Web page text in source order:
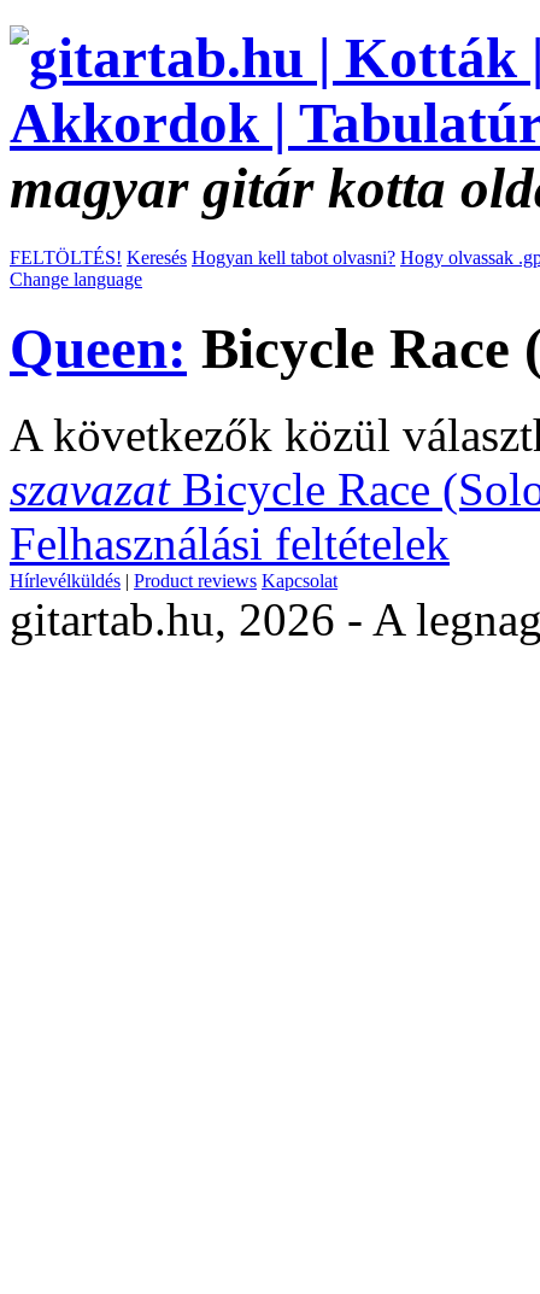
magyar gitár kotta
FELTÖLTÉS! Keresés Hogyan kell tabot olvasni? Hogy olvassak
Change language
Queen: Bicycle Race
A következők közül
szavazat Bicycle Race
Felhasználási feltételek
Hírlevélküldés | Product reviews Kapcsolat
gitartab.hu, 2026 - A